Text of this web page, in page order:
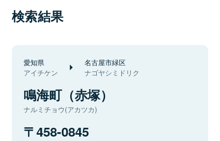
検索結果
愛知県
アイチケン
名古屋市緑区
ナゴヤシミドリク
鳴海町（赤塚）
ナルミチョウ(アカツカ)
458-0845